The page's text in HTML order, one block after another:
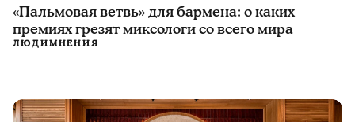
«Пальмовая ветвь» для бармена: о каких
премиях грезят миксологи со всего мира
ЛЮДИМНЕНИЯ